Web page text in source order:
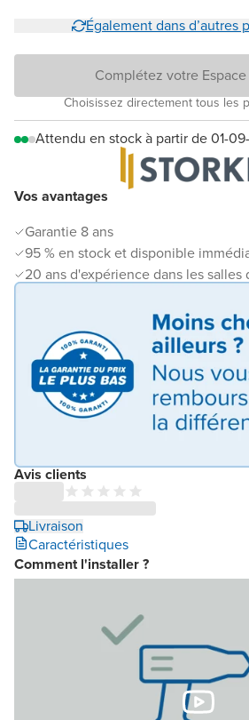
Vos avantages
Garantie 8 ans
95 % en stock et disponible
20 ans d'expérience dans les salles
Avis clients
Livraison
Caractéristiques
Comment l'installer ?
Également dans d’autres
Complétez votre
Choisissez directement tous les
Attendu en stock à partir de 01-